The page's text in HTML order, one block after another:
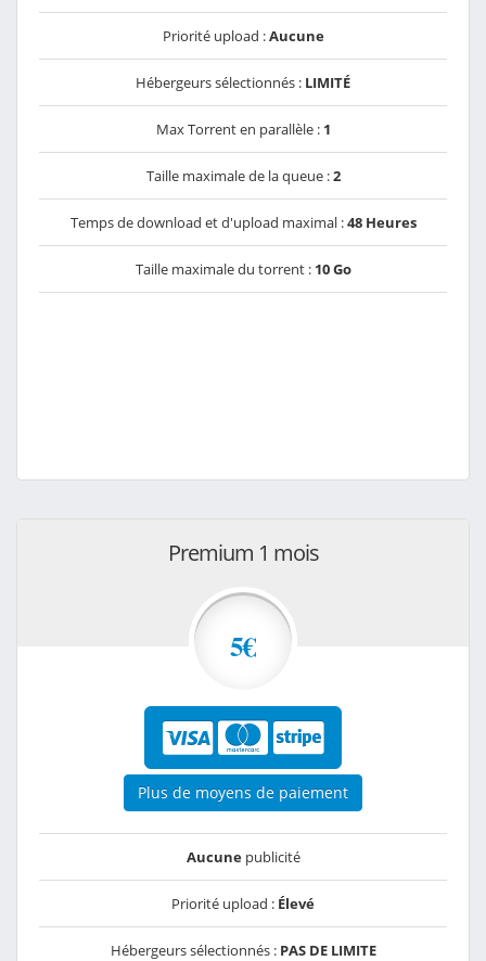
Priorité upload :Aucune
Hébergeurs sélectionnés : LIMITÉ
Max Torrent en parallèle : 1
Taille maximale de la queue :2
Temps de download et d'upload maximal :48 Heures
Taille maximale du torrent : 10 Go
Premium 1 mois
5€
Plus de moyens de paiement
Aucunepublicité
Priorité upload : Élevé
Hébergeurs sélectionnés : PAS DE LIMITE